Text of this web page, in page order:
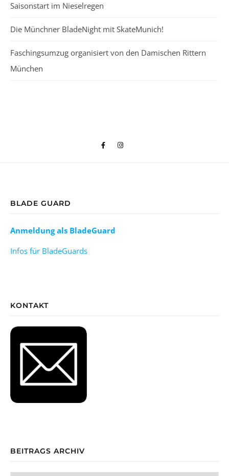
Saisonstart im Nieselregen
Die Münchner BladeNight mit SkateMunich!
Faschingsumzug organisiert von den Damischen Rittern
München
BLADE GUARD
Anmeldung als BladeGuard
Infos für BladeGuards
KONTAKT
BEITRAGS ARCHIV